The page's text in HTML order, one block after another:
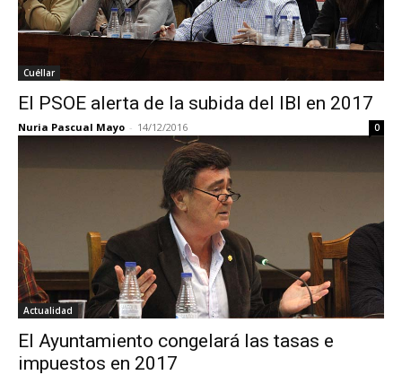
Cuéllar
El PSOE alerta de la subida del IBI en 2017
Nuria Pascual Mayo - 14/12/2016 0
Actualidad
El Ayuntamiento congelará las tasas e
impuestos en 2017